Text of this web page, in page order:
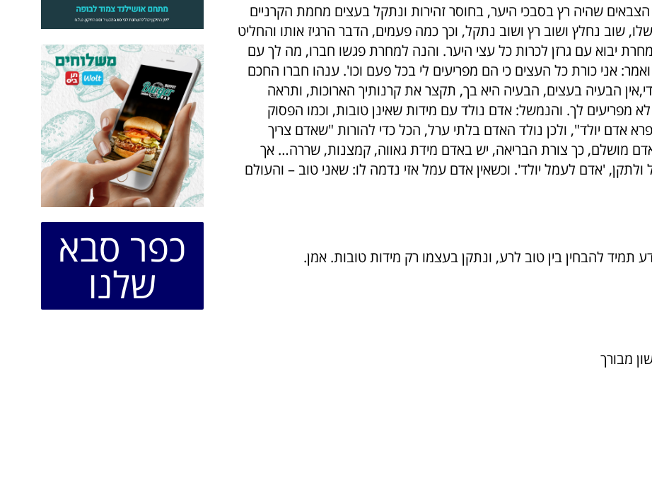
שהיה רץ בסבכי היער, בחוסר זהירות ונתקל בעצים מחמת הקרניים
שוב נחלץ ושוב רץ ושוב נתקל, וכך כמה פעמים, הדבר הרגיז אותו והחליט
יבוא עם גרזן לכרות כל עצי היער. והנה למחרת פגשו חברו, מה לך עם
אני כורת כל העצים כי הם מפריעים לי בכל פעם וכו'. ענהו חברו החכם
הבעיה בעצים, הבעיה היא בך, תקצר את קרנותיך הארוכות, ותראה
מפריעים לך. והנמשל: אדם נולד עם מידות שאינן טובות, וכמו הפסוק
אדם יולד", ולכן נולד האדם בלתי ערל, הכל כדי להורות "שאדם צריך
אדם מושלם, כך צורת הבריאה, יש באדם מידת גאווה, קמצנות, שררה… אך
ולתקן, 'אדם לעמל יולד'. וכשאין אדם עמל אזי נדמה לו: שאני טוב – והעולם
תמיד להבחין בין טוב לרע, ונתקן בעצמו רק מידות טובות. אמן.
מבורך
כפר סבא
שלנו